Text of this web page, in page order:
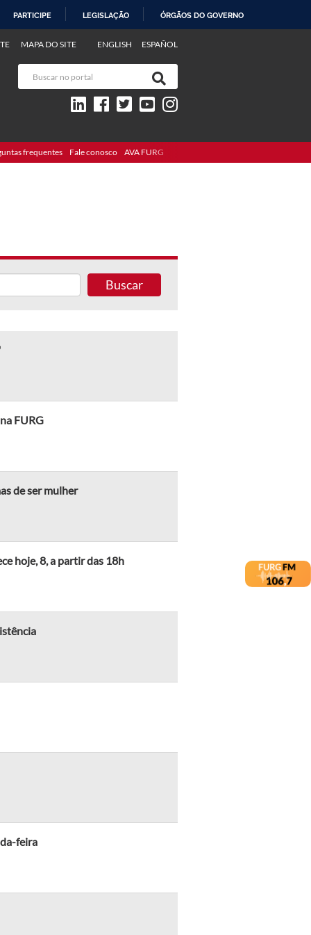
PARTICIPE LEGISLAÇÃO ÓRGÃOS DO GOVERNO
ENGLISH ESPAÑOL
MAPA DO SITE
frequentes Fale conosco AVA FURG
Buscar
FURG
de ser mulher
hoje, 8, a partir das 18h
feira